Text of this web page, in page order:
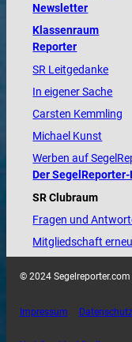
Newsletter
Klassenraum
Reporter
SR Leitgedanke
In eigener Sache
Carsten Kemmling
Michael Kunst
Werben auf
Der
SR Clubraum
Fragen und
Mitgliedschaft
© 2024 Segelreporter.com
Impressum Datenschutz